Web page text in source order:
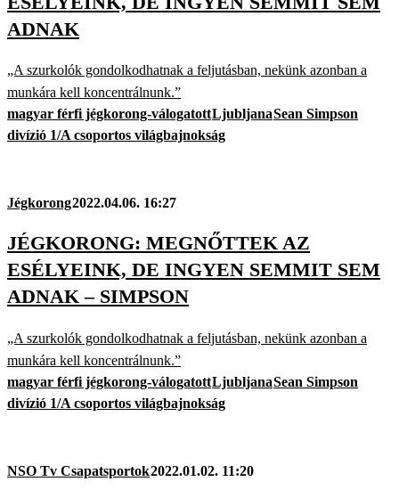
ADNAK
„A szurkolók gondolkodhatnak a feljutásban, nekünk azonban a
munkára kell koncentrálnunk.”
magyar férfi jégkorong-válogatottLjubljanaSean Simpson
divízió 1/A csoportos világbajnokság
Jégkorong2022.04.06. 16:27
JÉGKORONG: MEGNŐTTEK AZ
ESÉLYEINK, DE INGYEN SEMMIT SEM
ADNAK – SIMPSON
„A szurkolók gondolkodhatnak a feljutásban, nekünk azonban a
munkára kell koncentrálnunk.”
magyar férfi jégkorong-válogatottLjubljanaSean Simpson
divízió 1/A csoportos világbajnokság
NSO Tv Csapatsportok2022.01.02. 11:20